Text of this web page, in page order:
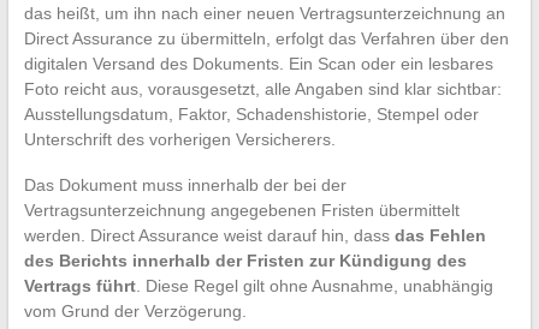
das heißt, um ihn nach einer neuen Vertragsunterzeichnung an
Direct Assurance zu übermitteln, erfolgt das Verfahren über den
digitalen Versand des Dokuments. Ein Scan oder ein lesbares
Foto reicht aus, vorausgesetzt, alle Angaben sind klar sichtbar:
Ausstellungsdatum, Faktor, Schadenshistorie, Stempel oder
Unterschrift des vorherigen Versicherers.
Das Dokument muss innerhalb der bei der
Vertragsunterzeichnung angegebenen Fristen übermittelt
werden. Direct Assurance weist darauf hin, dass das Fehlen
des Berichts innerhalb der Fristen zur Kündigung des
Vertrags führt. Diese Regel gilt ohne Ausnahme, unabhängig
vom Grund der Verzögerung.